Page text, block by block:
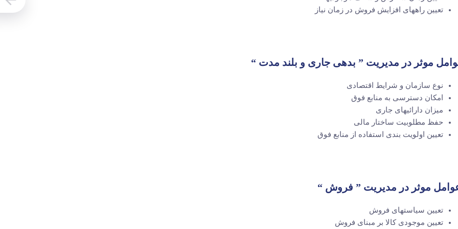
تعیین راههای افزایش فروش در زمان نیاز
موثر در مدیریت ” بدهی جاری و بلند مدت “
نوع سازمان و شرایط اقتصادی
امکان دسترسی به منابع فوق
میزان دارائیهای جاری
حفظ مطلوبیت ساختار مالی
تعیین اولویت بندی استفاده از منابع فوق
موثر در مدیریت ” فروش “
تعیین سیاستهای فروش
تعیین موجودی کالا بر مبنای فروش